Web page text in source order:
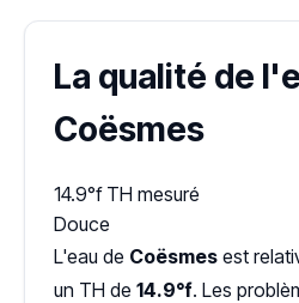
La qualité de
Coësmes
14.9°f TH mesuré
Douce
L'eau de Coësmes est
un TH de 14.9°f. Les